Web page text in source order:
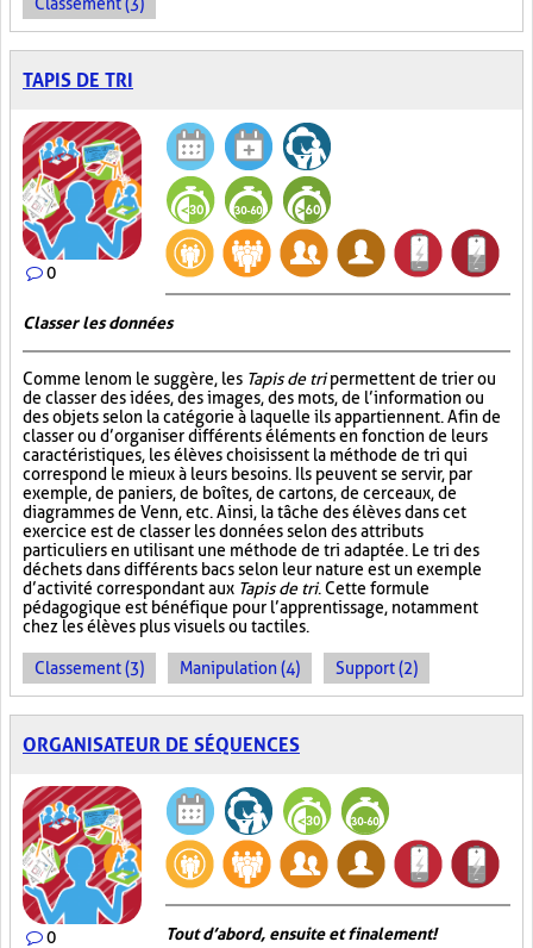
TAPIS DE TRI
0
Classer les données
Comme le nom le suggère, les Tapis de tripermettent de trier ou
de classer des idées, des images, des mots, de l’information ou
des objets selon la catégorie à laquelle ils appartiennent. Afin de
classer ou d’organiser différents éléments en fonction de leurs
caractéristiques, les élèves choisissent la méthode de tri qui
correspond le mieux à leurs besoins. Ils peuvent se servir, par
exemple, de paniers, de boîtes, de cartons, de cerceaux, de
diagrammes de Venn, etc. Ainsi, la tâche des élèves dans cet
exercice est de classer les données selon des attributs
particuliers en utilisant une méthode de tri adaptée. Le tri des
déchets dans différents bacs selon leur nature est un exemple
d’activité correspondant aux Tapis de tri. Cette formule
pédagogique est bénéfique pour l’apprentissage, notamment
chez les élèves plus visuels ou tactiles.
Classement (3) Manipulation (4) Support (2)
ORGANISATEUR DE SÉQUENCES
0 Tout d’abord, ensuite et finalement!